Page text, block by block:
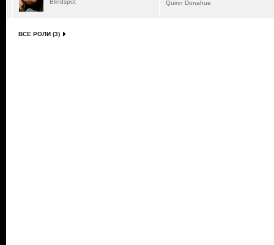
Blindspot Quinn Donahue
ВСЕ РОЛИ (3)